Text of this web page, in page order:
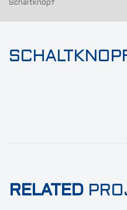
Schaltknopf
RELATED